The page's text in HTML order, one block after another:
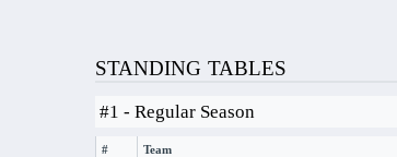
STANDING TABLES
#1 - Regular Season
# Team